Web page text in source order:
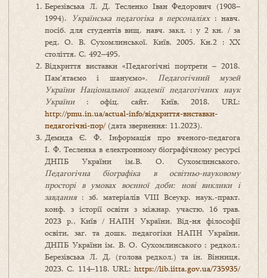
Березівська Л. Д. Тесленко Іван Федорович (1908–
1994).
Українська педагогіка в персоналіях: навч.
посіб. для студентів вищ. навч. закл. : у 2 кн. / за
ред. О. В. Сухомлинської. Київ, 2005. Кн.2 : ХХ
століття. С. 492–495.
Відкриття виставки «Педагогічні портрети – 2018.
Пам’ятаємо і шануємо». Педагогічний музей
України Національної академії педагогічних наук
України: офіц. сайт. Київ, 2018. URL:
http://pmu.in.ua/actual-info/відкриття-виставки-
педагогічні-пор/(дата звернення: 11.2023).
Демида Є. Ф. Інформація про вченого-педагога
І. Ф. Тесленка в електронному біографічному ресурсі
ДНПБ України ім.В. О. Сухомлинського.
Педагогічна біографіка в освітньо-науковому
просторі в умовах воєнної доби: нові виклики і
завдання: зб. матеріалів VIIІ Всеукр. наук.-практ.
конф. з історії освіти з міжнар. участю, 16 трав.
2023 р., Київ / НАПН України, Від-ня філософії
освіти, заг. та дошк. педагогіки НАПН України,
ДНПБ України ім. В. О. Сухомлинського ; редкол.:
Березівська Л. Д. (голова редкол.) та ін. Вінниця,
2023. С. 114–118. URL: https://lib.iitta.gov.ua/735935/